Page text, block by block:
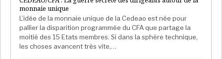
monnaie unique
L’idée de la monnaie unique de la Cedeao est née pour
pallier la disparition programmée du CFA que partage la
moitié des 15 Etats membres. Si dans la sphère technique,
les choses avancent très vite,…